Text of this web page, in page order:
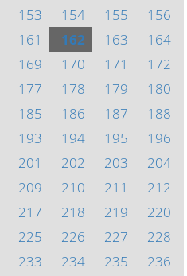
153 154 155
156
161 162 163
164
169 170 171
172
177 178 179
180
185 186 187
188
193 194 195
196
201 202 203
204
209 210 211
212
217 218 219
220
225 226 227
228
233 234 235
236